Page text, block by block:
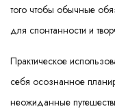
того чтобы обычные
для спонтанности и
Практическое
себя осознанное
неожиданные